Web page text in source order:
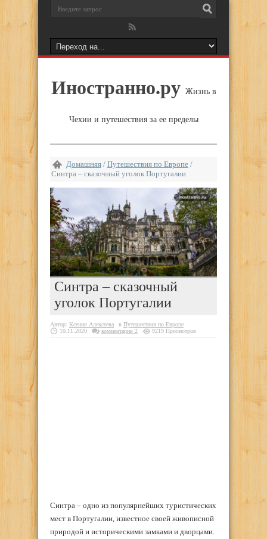
Иностранно.ру Жизнь в
Чехии и путешествия за ее пределы
Домашняя / Путешествия по Европе /
Синтра – сказочный уголок Португалии
Синтра – сказочный
уголок Португалии
Автор: Ксения Алексеева в Путешествия по Европе
10.11.2020
комментария 2 9219 Просмотров
Синтра – одно из популярнейших туристических
мест в Португалии, известное своей живописной
природой и историческими замками и дворцами.